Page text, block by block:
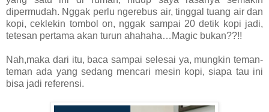
dipermudah. Nggak perlu ngerebus air, tinggal tuang air dan
kopi, ceklekin tombol on, nggak sampai 20 detik kopi jadi,
tetesan pertama akan turun ahahaha…Magic bukan??!!
Nah,maka dari itu, baca sampai selesai ya, mungkin teman-
teman ada yang sedang mencari mesin kopi, siapa tau ini
bisa jadi referensi.